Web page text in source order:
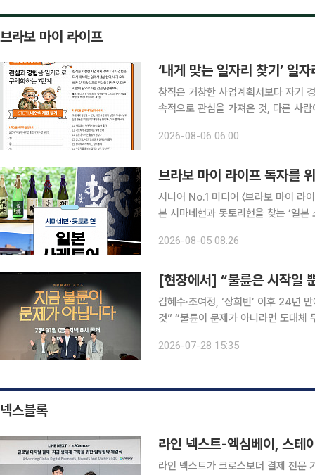
브라보 마이 라이프
‘내게 맞는 일자리 찾기’ 일
창직은 거창한 사업계획서보다 자기
속적으로 관심을 가져온 것, 다른 사람이 필요로 하
내 안의 재료 찾기 1. 무엇을 바꾸
2026-08-06 06:00
브라보 마이 라이프 독자를
시니어 No.1 미디어 〈브라보 마이 라
본 시마네현과 돗토리현을 찾는 ‘일
(양조장)를 비롯해 와이너리와 수제맥
2026-08-05 08:26
[현장에서] “불륜은 시작일
김혜수·조여정, ‘장희빈’ 이후 24년 만에 재회 이창희 감독 “내 작품 중 가장 대
것” “불륜이 문제가 아니라면 도대체 무엇이 문제일까?” 완벽해 보이던 두 가족의 일상이 불륜설을
핍을 감춘 이웃으로 만나 예측 불가능
2026-07-28 15:35
넥스블록
라인 넥스트-엑심베이, 스테
라인 넥스트가 크로스보더 결제 전문